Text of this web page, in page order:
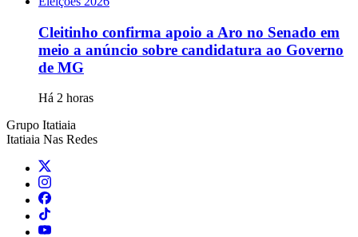
Cleitinho confirma apoio a Aro no Senado em
meio a anúncio sobre candidatura ao Governo
de MG
Há 2 horas
Grupo Itatiaia
Itatiaia Nas Redes